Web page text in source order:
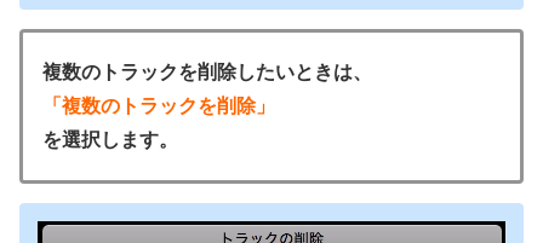
複数のトラックを削除したいときは、
「複数のトラックを削除」
を選択します。